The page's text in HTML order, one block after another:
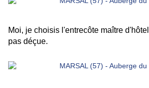
Moi, je choisis l'entrecôte maître
pas déçue.